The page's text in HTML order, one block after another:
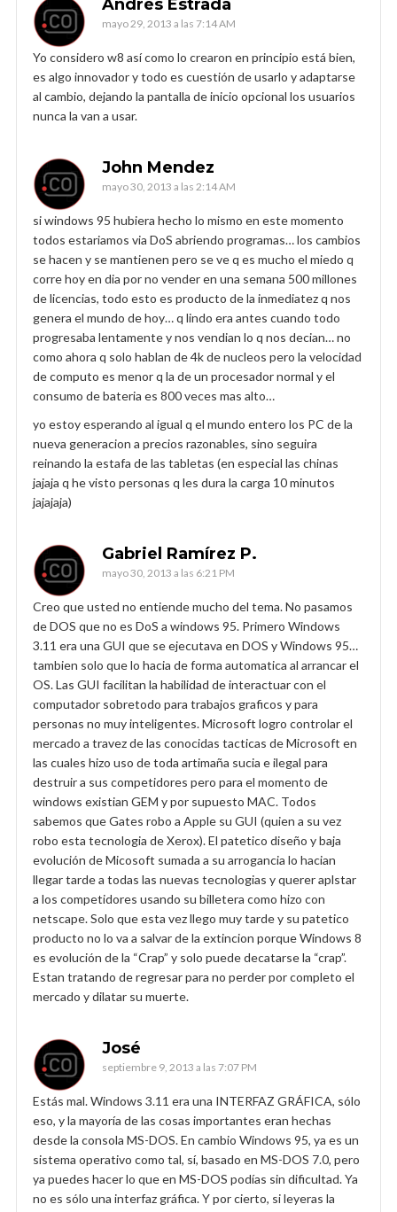
Andrés Estrada
mayo 29, 2013 a las 7:14 AM
Yo considero w8 así como lo crearon en principio está bien,
es algo innovador y todo es cuestión de usarlo y adaptarse
al cambio, dejando la pantalla de inicio opcional los usuarios
nunca la van a usar.
John Mendez
mayo 30, 2013 a las 2:14 AM
si windows 95 hubiera hecho lo mismo en este momento
todos estariamos via DoS abriendo programas… los cambios
se hacen y se mantienen pero se ve q es mucho el miedo q
corre hoy en dia por no vender en una semana 500 millones
de licencias, todo esto es producto de la inmediatez q nos
genera el mundo de hoy… q lindo era antes cuando todo
progresaba lentamente y nos vendian lo q nos decian… no
como ahora q solo hablan de 4k de nucleos pero la velocidad
de computo es menor q la de un procesador normal y el
consumo de bateria es 800 veces mas alto…
yo estoy esperando al igual q el mundo entero los PC de la
nueva generacion a precios razonables, sino seguira
reinando la estafa de las tabletas (en especial las chinas
jajaja q he visto personas q les dura la carga 10 minutos
jajajaja)
Gabriel Ramírez P.
mayo 30, 2013 a las 6:21 PM
Creo que usted no entiende mucho del tema. No pasamos
de DOS que no es DoS a windows 95. Primero Windows
3.11 era una GUI que se ejecutava en DOS y Windows 95…
tambien solo que lo hacia de forma automatica al arrancar el
OS. Las GUI facilitan la habilidad de interactuar con el
computador sobretodo para trabajos graficos y para
personas no muy inteligentes. Microsoft logro controlar el
mercado a travez de las conocidas tacticas de Microsoft en
las cuales hizo uso de toda artimaña sucia e ilegal para
destruir a sus competidores pero para el momento de
windows existian GEM y por supuesto MAC. Todos
sabemos que Gates robo a Apple su GUI (quien a su vez
robo esta tecnologia de Xerox). El patetico diseño y baja
evolución de Micosoft sumada a su arrogancia lo hacian
llegar tarde a todas las nuevas tecnologias y querer aplstar
a los competidores usando su billetera como hizo con
netscape. Solo que esta vez llego muy tarde y su patetico
producto no lo va a salvar de la extincion porque Windows 8
es evolución de la “Crap” y solo puede decatarse la “crap”.
Estan tratando de regresar para no perder por completo el
mercado y dilatar su muerte.
José
septiembre 9, 2013 a las 7:07 PM
Estás mal. Windows 3.11 era una INTERFAZ GRÁFICA, sólo
eso, y la mayoría de las cosas importantes eran hechas
desde la consola MS-DOS. En cambio Windows 95, ya es un
sistema operativo como tal, sí, basado en MS-DOS 7.0, pero
ya puedes hacer lo que en MS-DOS podías sin dificultad. Ya
no es sólo una interfaz gráfica. Y por cierto, si leyeras la